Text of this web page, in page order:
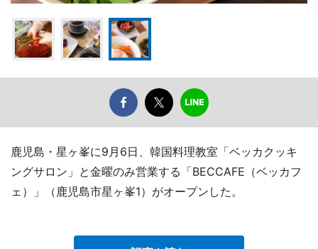
鹿児島・星ヶ峯に9月6日、韓国料理教室「ベッカクッキ
ングサロン」と金曜のみ営業する「BECCAFE（ベッカフ
ェ）」（鹿児島市星ヶ峯1）がオープンした。